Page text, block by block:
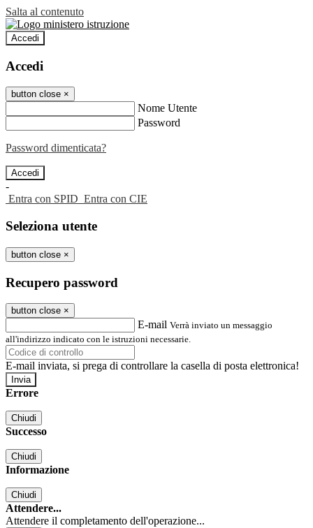
Salta al contenuto
Accedi
Accedi
button close ×
Nome Utente
Password
Password dimenticata?
-
Entra con SPID Entra con CIE
Seleziona utente
button close ×
Recupero password
button close ×
E-mail Verrà inviato un messaggio
all'indirizzo indicato con le istruzioni necessarie.
E-mail inviata, si prega di controllare la casella di posta elettronica!
Errore
Chiudi
Successo
Chiudi
Informazione
Chiudi
Attendere...
Attendere il completamento dell'operazione...